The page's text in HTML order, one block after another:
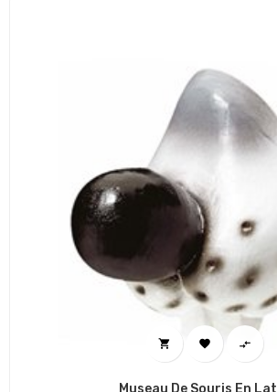
  
Museau De Souris En